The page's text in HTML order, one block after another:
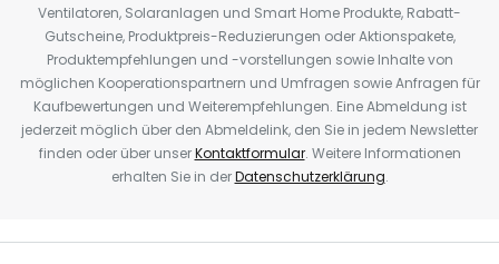
Ventilatoren, Solaranlagen und Smart Home Produkte, Rabatt-
Gutscheine, Produktpreis-Reduzierungen oder Aktionspakete,
Produktempfehlungen und -vorstellungen sowie Inhalte von
möglichen Kooperationspartnern und Umfragen sowie Anfragen für
Kaufbewertungen und Weiterempfehlungen. Eine Abmeldung ist
jederzeit möglich über den Abmeldelink, den Sie in jedem Newsletter
finden oder über unserKontaktformular. Weitere Informationen
erhalten Sie in derDatenschutzerklärung.